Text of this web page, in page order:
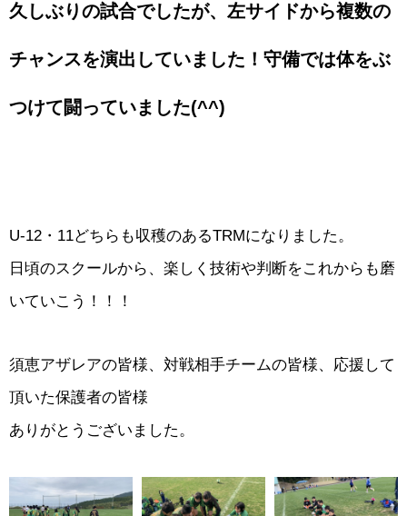
久しぶりの試合でしたが、左サイドから複数の
チャンスを演出していました！守備では体をぶ
つけて闘っていました(^^)
U-12・11どちらも収穫のあるTRMになりました。
日頃のスクールから、楽しく技術や判断をこれからも磨
いていこう！！！
須恵アザレアの皆様、対戦相手チームの皆様、応援して
頂いた保護者の皆様
ありがとうございました。